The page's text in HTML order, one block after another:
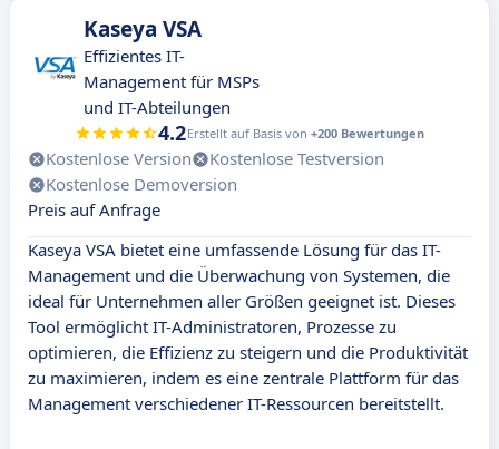
Kaseya VSA
Effizientes IT-
Management für MSPs
und IT-Abteilungen
4.2Erstellt auf Basis von +200 Bewertungen
Kostenlose Version
Kostenlose Testversion
Kostenlose Demoversion
Preis auf Anfrage
Kaseya VSA bietet eine umfassende Lösung für das IT-
Management und die Überwachung von Systemen, die
ideal für Unternehmen aller Größen geeignet ist. Dieses
Tool ermöglicht IT-Administratoren, Prozesse zu
optimieren, die Effizienz zu steigern und die Produktivität
zu maximieren, indem es eine zentrale Plattform für das
Management verschiedener IT-Ressourcen bereitstellt.